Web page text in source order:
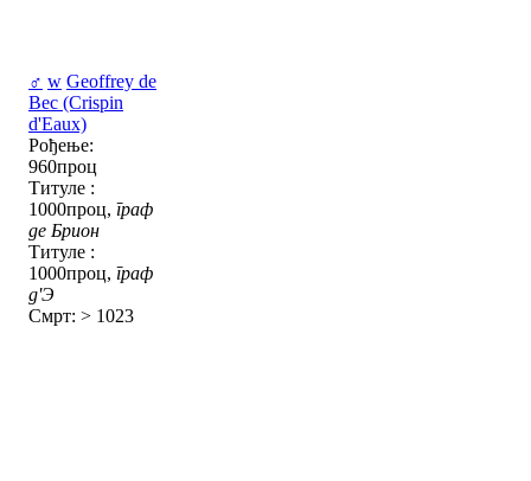
♂ w Geoffrey de
Bec (Crispin
d'Eaux)
Рођење:
960проц
Титуле :
1000проц, граф
де Брион
Титуле :
1000проц, граф
д'Э
Смрт: > 1023